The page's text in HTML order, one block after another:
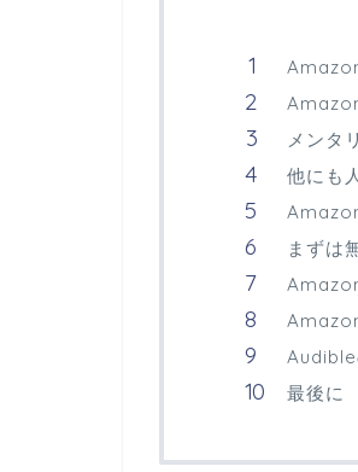
メンタ
他にも
まずは
Audible
最後に